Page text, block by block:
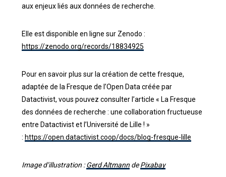
aux enjeux liés aux données de recherche.
Elle est disponible en ligne sur Zenodo :
https://zenodo.org/records/18834925
Pour en savoir plus sur la création de cette fresque,
adaptée de la Fresque de l’Open Data créée par
Datactivist, vous pouvez consulter l’article « La Fresque
des données de recherche : une collaboration fructueuse
entre Datactivist et l’Université de Lille ! »
: https://open.datactivist.coop/docs/blog-fresque-lille
Image d’illustration :Gerd AltmanndePixabay